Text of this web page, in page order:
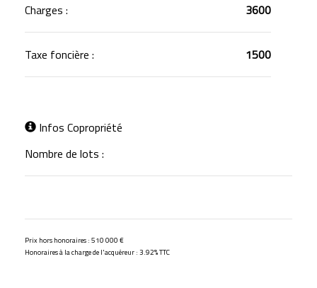
Charges : 3600
Taxe foncière : 1500
Infos Copropriété
Nombre de lots :
Prix hors honoraires : 510 000 €
Honoraires à la charge de l'acquéreur : 3.92% TTC